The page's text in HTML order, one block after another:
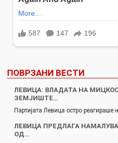
ПОВРЗАНИ ВЕСТИ
ЛЕВИЦА: ВЛАДАТА НА
ЗЕМЈИШТЕ…
Партијата Левица остро реагираше
ЛЕВИЦА ПРЕДЛАГА
ОД…